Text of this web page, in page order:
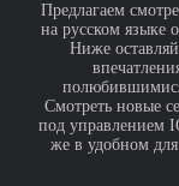
Предлагаем
на русском языке
Ниже
Смотреть новые
под управлением
же в удобном для